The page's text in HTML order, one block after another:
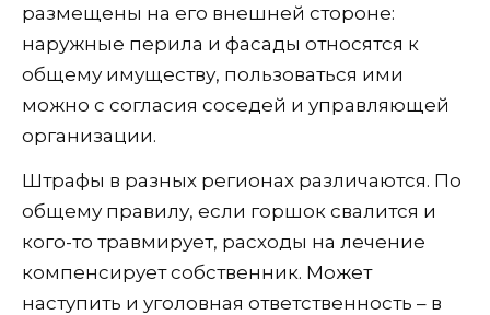
размещены на его внешней стороне:
наружные перила и фасады относятся к
общему имуществу, пользоваться ими
можно с согласия соседей и управляющей
организации.
Штрафы в разных регионах различаются. По
общему правилу, если горшок свалится и
кого-то травмирует, расходы на лечение
компенсирует собственник. Может
наступить и уголовная ответственность – в